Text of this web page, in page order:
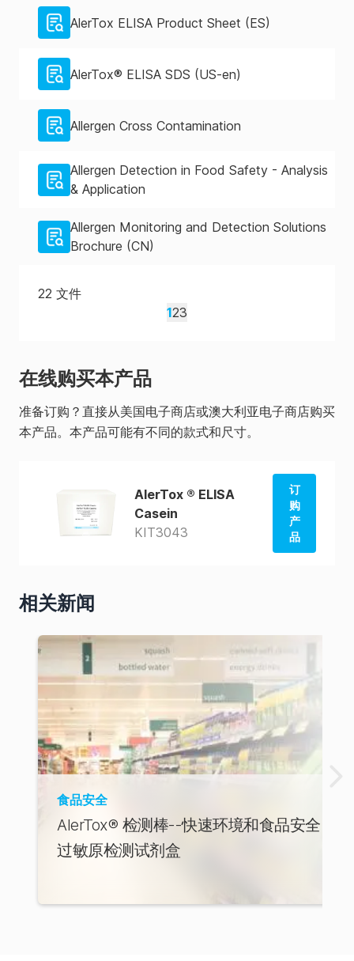
AlerTox ELISA Product Sheet (ES)
AlerTox® ELISA SDS (US-en)
Allergen Cross Contamination
Allergen Detection in Food Safety - Analysis
& Application
Allergen Monitoring and Detection Solutions
Brochure (CN)
22 文件
123
在线购买本产品
准备订购？直接从美国电子商店或澳大利亚电子商店购买
本产品。本产品可能有不同的款式和尺寸。
AlerTox ® ELISA
Casein
KIT3043
订
购
产
品
相关新闻
食品安全
AlerTox® 检测棒--快速环境和食品安全
过敏原检测试剂盒